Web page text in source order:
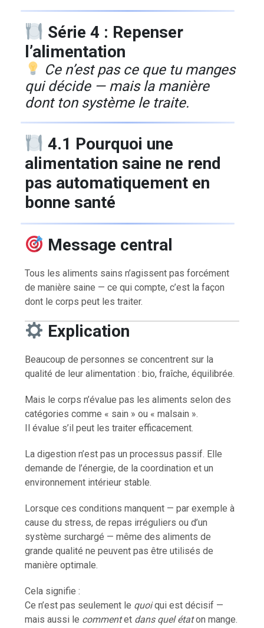
Série 4 : Repenser
l’alimentation
Ce n’est pas ce que tu manges
qui décide — mais la manière
dont ton système le traite.
4.1 Pourquoi une
alimentation saine ne rend
pas automatiquement en
bonne santé
Message central
Tous les aliments sains n’agissent pas forcément
de manière saine — ce qui compte, c’est la façon
dont le corps peut les traiter.
Explication
Beaucoup de personnes se concentrent sur la
qualité de leur alimentation : bio, fraîche, équilibrée.
Mais le corps n’évalue pas les aliments selon des
catégories comme « sain » ou « malsain ».
Il évalue s’il peut les traiter efficacement.
La digestion n’est pas un processus passif. Elle
demande de l’énergie, de la coordination et un
environnement intérieur stable.
Lorsque ces conditions manquent — par exemple à
cause du stress, de repas irréguliers ou d’un
système surchargé — même des aliments de
grande qualité ne peuvent pas être utilisés de
manière optimale.
Cela signifie :
Ce n’est pas seulement le quoiqui est décisif —
mais aussi le commentet dans quel étaton mange.